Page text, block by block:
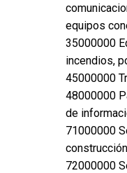
equipos
35000000
incendios,
45000000
48000000
de
71000000
72000000